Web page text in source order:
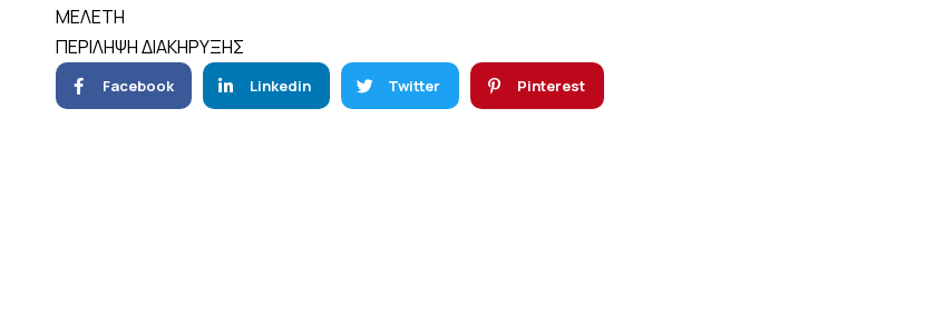
ΜΕΛΕΤΗ
ΠΕΡΙΛΗΨΗ ΔΙΑΚΗΡΥΞΗΣ
Facebook Linkedin Twitter Pinterest